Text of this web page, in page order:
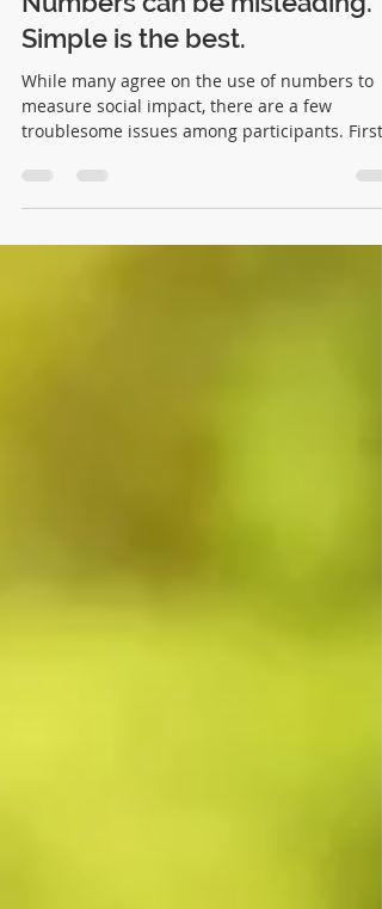
Numbers can be misleading.
Simple is the best.
While many agree on the use of numbers to
troublesome issues among participants. First,
numbers...